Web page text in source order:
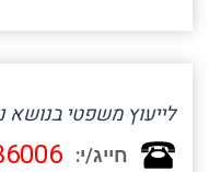
לייעוץ משפטי בנושא
חייג/י: